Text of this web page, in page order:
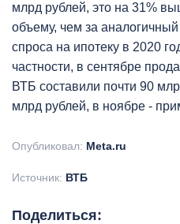
млрд рублей, это на 31%
объему, чем за
спроса на ипотеку в 2020
частности, в сентябре
ВТБ составили почти 90
млрд рублей, в ноябре -
Опубликовал: Meta.ru
Источник: ВТБ
Поделиться: